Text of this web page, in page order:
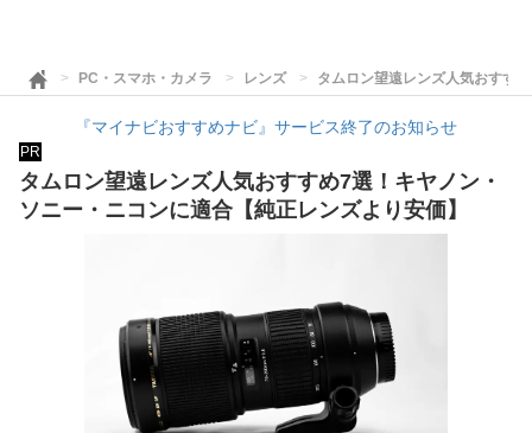
PC・スマホ・カメラ レンズ タムロン望遠レンズ人気おすす
『マイナビおすすめナビ』サービス終了のお知らせ
PR
タムロン望遠レンズ人気おすすめ7選！キヤノン・
ソニー・ニコンに適合【純正レンズより安価】